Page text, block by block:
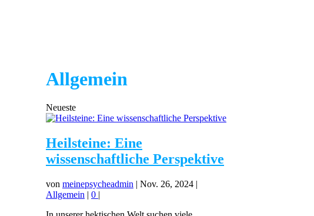
Allgemein
Neueste
Heilsteine: Eine
wissenschaftliche Perspektive
von meinepsycheadmin | Nov. 26, 2024|
Allgemein | 0 |